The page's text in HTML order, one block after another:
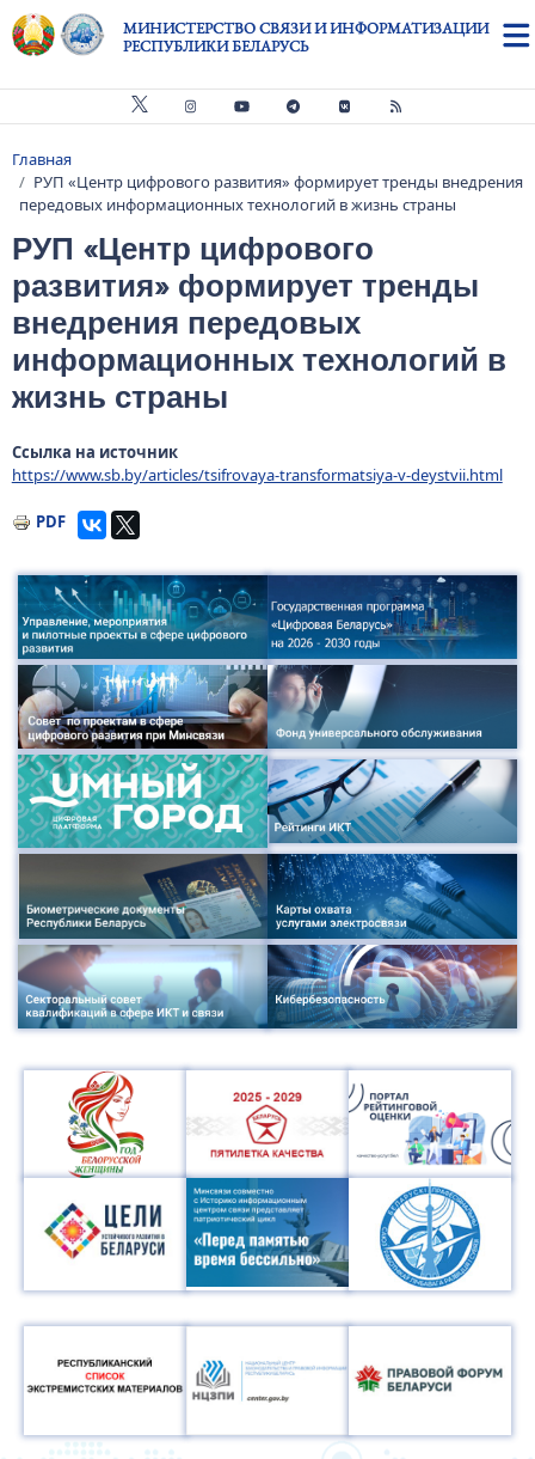
Перейти к основному содержанию
МИНИСТЕРСТВО СВЯЗИ И ИНФОРМАТИЗАЦИИ
РЕСПУБЛИКИ БЕЛАРУСЬ
Строка навигации
Главная
РУП «Центр цифрового развития» формирует тренды внедрения
передовых информационных технологий в жизнь страны
РУП «Центр цифрового
развития» формирует тренды
внедрения передовых
информационных технологий в
жизнь страны
Ссылка на источник
https://www.sb.by/articles/tsifrovaya-transformatsiya-v-deystvii.html
PDF